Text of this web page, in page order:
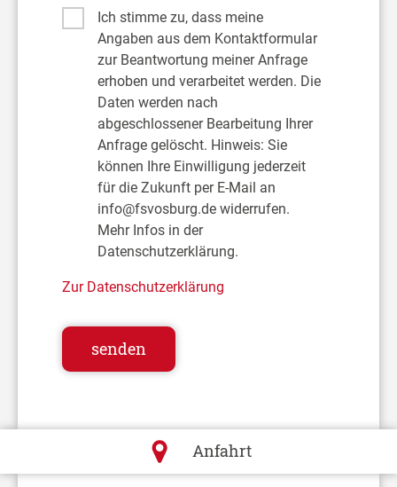
Datenschutz
Ich stimme zu, dass meine
Angaben aus dem Kontaktformular
zur Beantwortung meiner Anfrage
erhoben und verarbeitet werden. Die
Daten werden nach
abgeschlossener Bearbeitung Ihrer
Anfrage gelöscht. Hinweis: Sie
können Ihre Einwilligung jederzeit
für die Zukunft per E-Mail an
info@fsvosburg.de widerrufen.
Mehr Infos in der
Datenschutzerklärung.
Zur Datenschutzerklärung
Anfahrt